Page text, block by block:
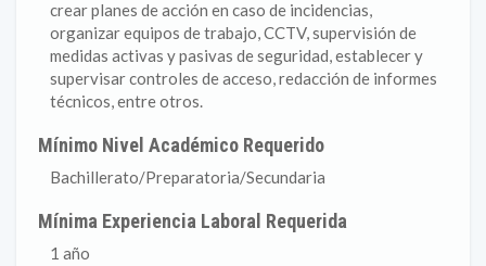
crear planes de acción en caso de incidencias,
organizar equipos de trabajo, CCTV, supervisión de
medidas activas y pasivas de seguridad, establecer y
supervisar controles de acceso, redacción de informes
técnicos, entre otros.
Mínimo Nivel Académico Requerido
Bachillerato/Preparatoria/Secundaria
Mínima Experiencia Laboral Requerida
1 año